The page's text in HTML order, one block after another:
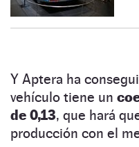
Y Aptera ha
vehículo tiene un
de 0,13, que hará
producción con el